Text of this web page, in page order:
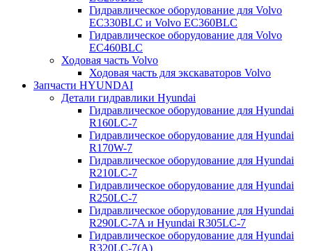
Гидравлическое оборудование для Volvo
EC330BLC и Volvo EC360BLC
Гидравлическое оборудование для Volvo
EC460BLC
Ходовая часть Volvo
Ходовая часть для экскаваторов Volvo
Запчасти HYUNDAI
Детали гидравлики Hyundai
Гидравлическое оборудование для Hyundai
R160LC-7
Гидравлическое оборудование для Hyundai
R170W-7
Гидравлическое оборудование для Hyundai
R210LC-7
Гидравлическое оборудование для Hyundai
R250LC-7
Гидравлическое оборудование для Hyundai
R290LC-7A и Hyundai R305LC-7
Гидравлическое оборудование для Hyundai
R320LC-7(A)